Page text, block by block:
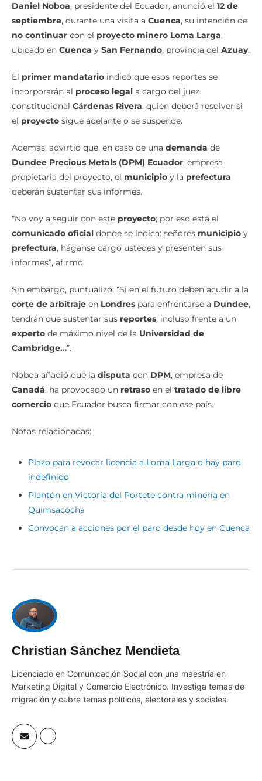
Daniel Noboa, presidente del Ecuador, anunció el 12 de
septiembre, durante una visita a Cuenca, su intención de
no continuar con el proyecto minero Loma Larga,
ubicado en Cuenca y San Fernando, provincia del Azuay.
El primer mandatario indicó que esos reportes se
incorporarán al proceso legal a cargo del juez
constitucional Cárdenas Rivera, quien deberá resolver si
el proyecto sigue adelante o se suspende.
Además, advirtió que, en caso de una demanda de
Dundee Precious Metals (DPM) Ecuador, empresa
propietaria del proyecto, el municipio y la prefectura
deberán sustentar sus informes.
“No voy a seguir con este proyecto; por eso está el
comunicado oficial donde se indica: señores municipio y
prefectura, háganse cargo ustedes y presenten sus
informes”, afirmó.
Sin embargo, puntualizó: “Si en el futuro deben acudir a la
corte de arbitraje en Londres para enfrentarse a Dundee,
tendrán que sustentar sus reportes, incluso frente a un
experto de máximo nivel de la Universidad de
Cambridge…”.
Noboa añadió que la disputa con DPM, empresa de
Canadá, ha provocado un retraso en el tratado de libre
comercio que Ecuador busca firmar con ese país.
Notas relacionadas:
Plazo para revocar licencia a Loma Larga o hay paro
indefinido
Plantón en Victoria del Portete contra minería en
Quimsacocha
Convocan a acciones por el paro desde hoy en Cuenca
Christian Sánchez Mendieta
Licenciado en Comunicación Social con una maestría en
Marketing Digital y Comercio Electrónico. Investiga temas de
migración y cubre temas políticos, electorales y sociales.